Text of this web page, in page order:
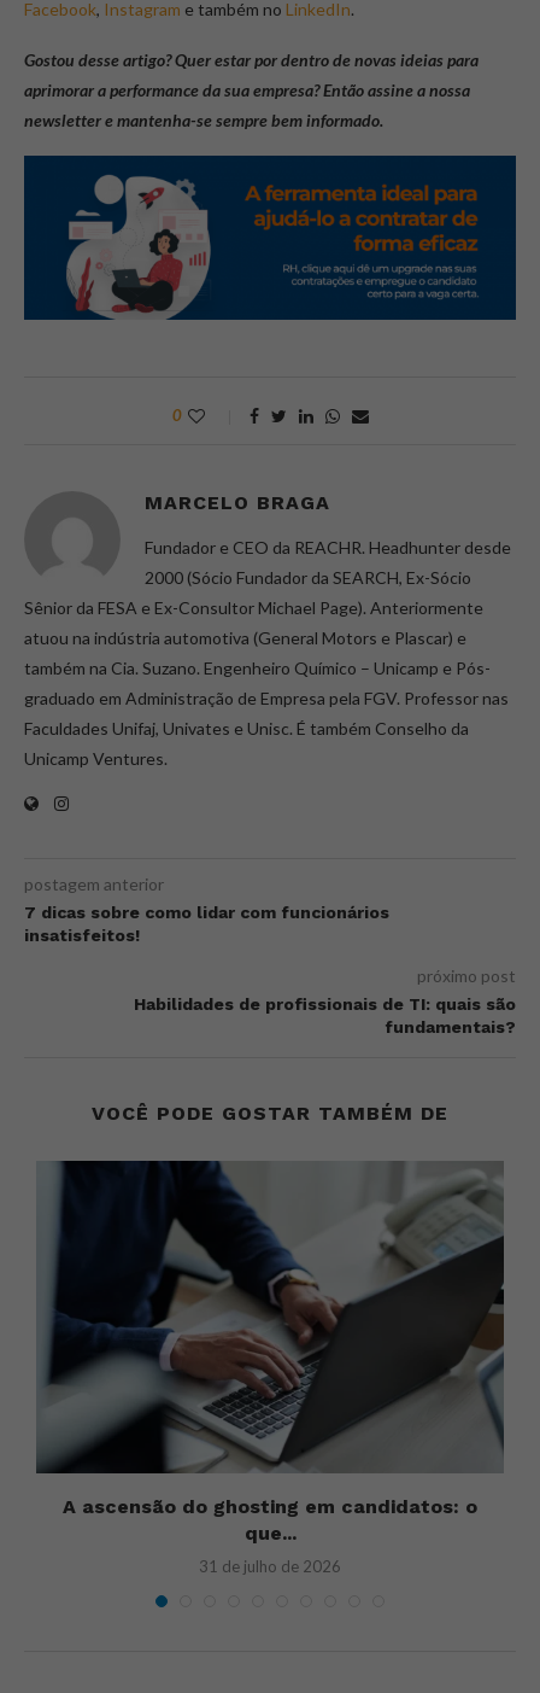
Facebook, Instagram e também no LinkedIn.
Gostou desse artigo? Quer estar por dentro de novas ideias para
aprimorar a performance da sua empresa? Então assine a nossa
newsletter e mantenha-se sempre bem informado.
0
MARCELO BRAGA
Fundador e CEO da REACHR. Headhunter desde
2000 (Sócio Fundador da SEARCH, Ex-Sócio
Sênior da FESA e Ex-Consultor Michael Page). Anteriormente
atuou na indústria automotiva (General Motors e Plascar) e
também na Cia. Suzano. Engenheiro Químico – Unicamp e Pós-
graduado em Administração de Empresa pela FGV. Professor nas
Faculdades Unifaj, Univates e Unisc. É também Conselho da
Unicamp Ventures.
postagem anterior
7 dicas sobre como lidar com funcionários
insatisfeitos!
próximo post
Habilidades de profissionais de TI: quais são
fundamentais?
VOCÊ PODE GOSTAR TAMBÉM DE
A ascensão do ghosting em candidatos: o
que...
31 de julho de 2026